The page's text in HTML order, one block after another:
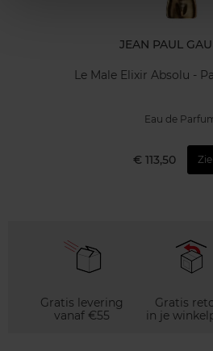
JEAN PAUL
Le Male Elixir Absolu -
Eau de
€ 113,50
Gratis levering
vanaf €55
Gratis
in je